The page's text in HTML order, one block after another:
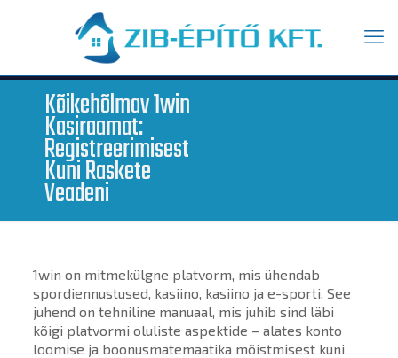
Kõikehõlmav 1win
Kasiraamat:
Registreerimisest
Kuni Raskete
Veadeni
1win on mitmekülgne platvorm, mis ühendab
spordiennustused, kasiino, kasiino ja e-sporti. See
juhend on tehniline manuaal, mis juhib sind läbi
kõigi platvormi oluliste aspektide – alates konto
loomise ja boonusmatemaatika mõistmisest kuni